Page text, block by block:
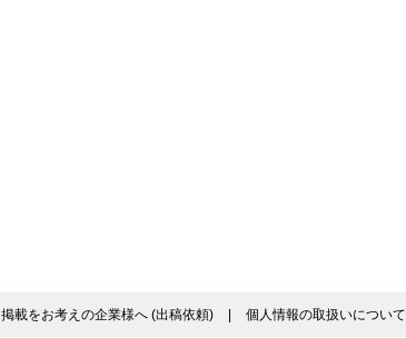
掲載をお考えの企業様へ (出稿依頼) | 個人情報の取扱いについて